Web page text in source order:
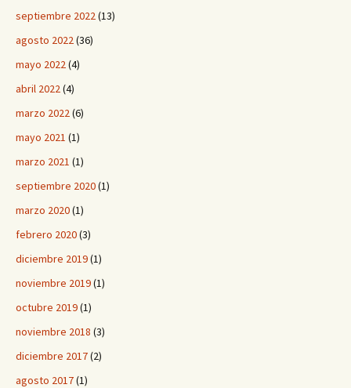
septiembre 2022(13)
agosto 2022(36)
mayo 2022(4)
abril 2022(4)
marzo 2022(6)
mayo 2021 (1)
marzo 2021 (1)
septiembre 2020(1)
marzo 2020(1)
febrero 2020(3)
diciembre 2019(1)
noviembre 2019(1)
octubre 2019(1)
noviembre 2018 (3)
diciembre 2017(2)
agosto 2017(1)